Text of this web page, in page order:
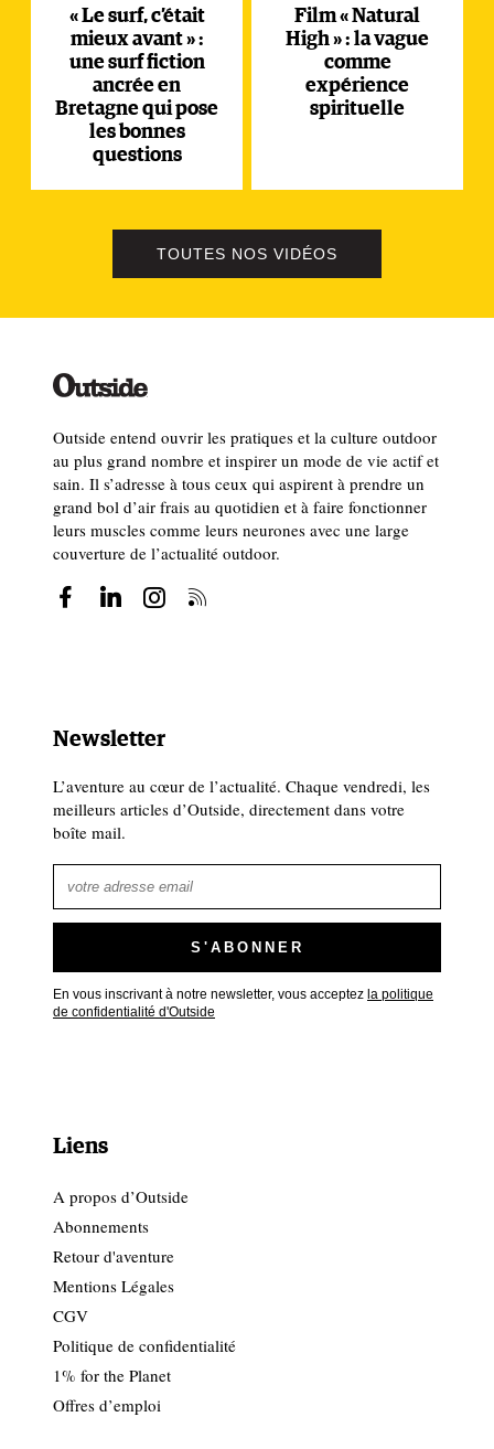
« Le surf, c’était
mieux avant » :
une surf fiction
ancrée en
Bretagne qui pose
les bonnes
questions
Film « Natural
High » : la vague
comme
expérience
spirituelle
TOUTES NOS VIDÉOS
Outside entend ouvrir les pratiques et la culture outdoor
au plus grand nombre et inspirer un mode de vie actif et
sain. Il s’adresse à tous ceux qui aspirent à prendre un
grand bol d’air frais au quotidien et à faire fonctionner
leurs muscles comme leurs neurones avec une large
couverture de l’actualité outdoor.
Newsletter
L’aventure au cœur de l’actualité. Chaque vendredi, les
meilleurs articles d’Outside, directement dans votre
boîte mail.
En vous inscrivant à notre newsletter, vous acceptez la politique
de confidentialité d'Outside
Liens
A propos d’Outside
Abonnements
Retour d'aventure
Mentions Légales
CGV
Politique de confidentialité
1% for the Planet
Offres d’emploi